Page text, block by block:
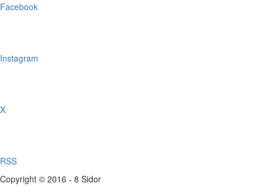
Facebook
Instagram
X
RSS
Copyright © 2016 - 8 Sidor